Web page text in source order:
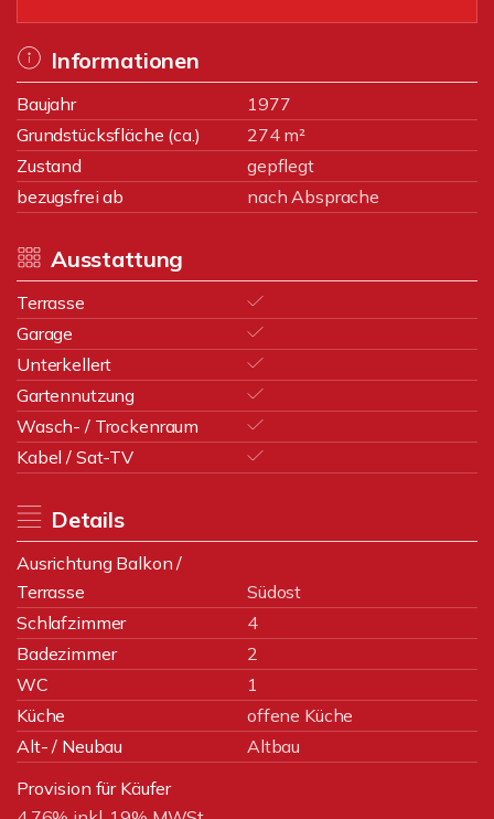
Informationen
Baujahr
1977
Grundstücksfläche (ca.)
274 m²
Zustand
gepflegt
bezugsfrei ab
nach Absprache
Ausstattung
Terrasse
Garage
Unterkellert
Gartennutzung
Wasch- / Trockenraum
Kabel / Sat-TV
Details
Ausrichtung Balkon /
Terrasse
Südost
Schlafzimmer
4
Badezimmer
2
WC
1
Küche
offene Küche
Alt- / Neubau
Altbau
Provision für Käufer